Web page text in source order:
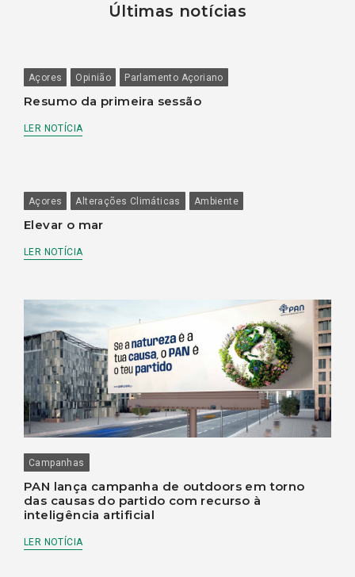
Últimas notícias
Açores Opinião Parlamento Açoriano
Resumo da primeira sessão
LER NOTÍCIA
Açores Alterações Climáticas Ambiente
Elevar o mar
LER NOTÍCIA
Campanhas
PAN lança campanha de outdoors em torno
das causas do partido com recurso à
inteligência artificial
LER NOTÍCIA